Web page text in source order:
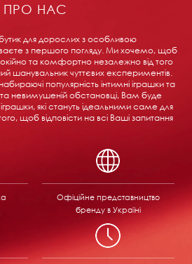
ПРО НАС
для дорослих з особливою
з першого погляду. Ми хочемо, щоб
та комфортно незалежно від того
шанувальник чуттєвих експериментів.
популярність інтимні іграшки та
невимушеній обстановці, Вам буде
іграшки, які стануть ідеальними саме для
щоб відповісти на всі Ваші запитання
Офіційне представництво
бренду в Україні